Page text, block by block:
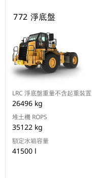
772 淨底盤
LRC 淨底盤重量不含起重裝置
26496 kg
堆土機 ROPS
35122 kg
額定水箱容量
41500 l